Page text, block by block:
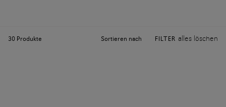
30 Produkte Sortieren nach FILTER alles löschen